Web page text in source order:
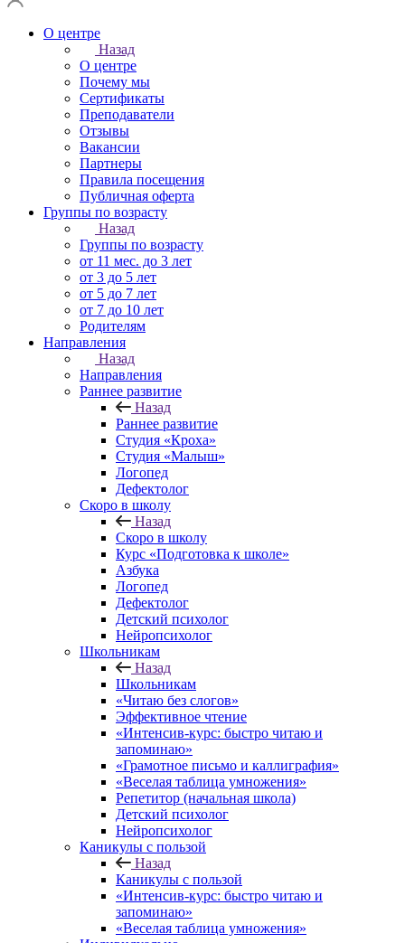
О центре
Назад
О центре
Почему мы
Сертификаты
Преподаватели
Отзывы
Вакансии
Партнеры
Правила посещения
Публичная оферта
Группы по возрасту
Назад
Группы по возрасту
от 11 мес. до 3 лет
от 3 до 5 лет
от 5 до 7 лет
от 7 до 10 лет
Родителям
Направления
Назад
Направления
Раннее развитие
Назад
Раннее развитие
Студия «Кроха»
Студия «Малыш»
Логопед
Дефектолог
Скоро в школу
Назад
Скоро в школу
Курс «Подготовка к школе»
Азбука
Логопед
Дефектолог
Детский психолог
Нейропсихолог
Школьникам
Назад
Школьникам
«Читаю без слогов»
Эффективное чтение
«Интенсив-курс: быстро читаю и
запоминаю»
«Грамотное письмо и каллиграфия»
«Веселая таблица умножения»
Репетитор (начальная школа)
Детский психолог
Нейропсихолог
Каникулы с пользой
Назад
Каникулы с пользой
«Интенсив-курс: быстро читаю и
запоминаю»
«Веселая таблица умножения»